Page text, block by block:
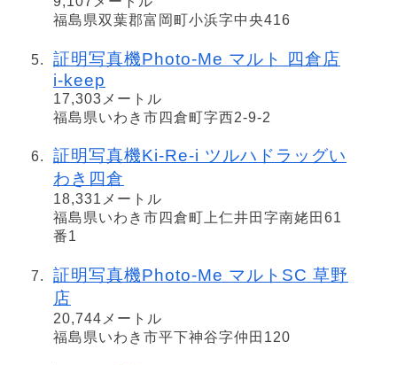
福島県双葉郡富岡町小浜字中央416
証明写真機Photo-Me マルト 四倉店
i-keep
17,303メートル
福島県いわき市四倉町字西2-9-2
証明写真機Ki-Re-i ツルハドラッグい
わき四倉
18,331メートル
福島県いわき市四倉町上仁井田字南姥田61
番1
証明写真機Photo-Me マルトSC 草野
店
20,744メートル
福島県いわき市平下神谷字仲田120